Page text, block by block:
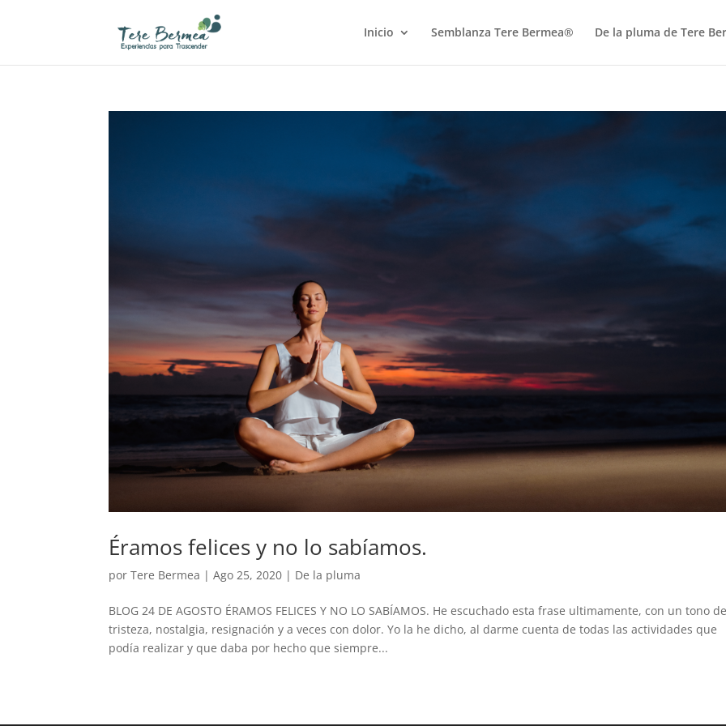
Inicio Semblanza Tere Bermea® De la pluma de Tere
Éramos felices y no lo sabíamos.
porTere Bermea |Ago 25, 2020 | De la pluma
BLOG 24 DE AGOSTO ÉRAMOS FELICES Y NO LO SABÍAMOS. He escuchado esta frase ultimamente, con un tono
tristeza, nostalgia, resignación y a veces con dolor. Yo la he dicho, al darme cuenta de todas las actividades que
podía realizar y que daba por hecho que siempre...